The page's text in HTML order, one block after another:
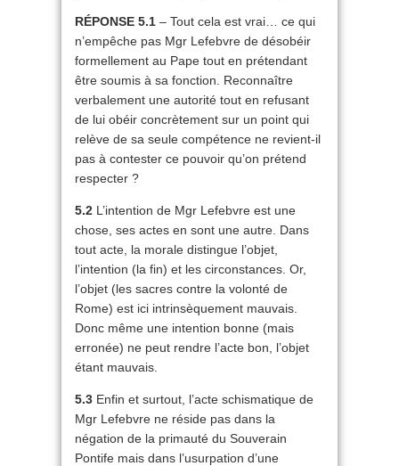
RÉPONSE 5.1 – Tout cela est vrai… ce qui
n’empêche pas Mgr Lefebvre de désobéir
formellement au Pape tout en prétendant
être soumis à sa fonction. Reconnaître
verbalement une autorité tout en refusant
de lui obéir concrètement sur un point qui
relève de sa seule compétence ne revient-il
pas à contester ce pouvoir qu’on prétend
respecter ?
5.2 L’intention de Mgr Lefebvre est une
chose, ses actes en sont une autre. Dans
tout acte, la morale distingue l’objet,
l’intention (la fin) et les circonstances. Or,
l’objet (les sacres contre la volonté de
Rome) est ici intrinsèquement mauvais.
Donc même une intention bonne (mais
erronée) ne peut rendre l’acte bon, l’objet
étant mauvais.
5.3 Enfin et surtout, l’acte schismatique de
Mgr Lefebvre ne réside pas dans la
négation de la primauté du Souverain
Pontife mais dans l’usurpation d’une